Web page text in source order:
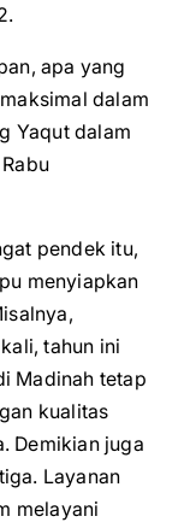
apa yang
dalam
Yaqut dalam
pendek itu,
menyiapkan
tahun ini
Madinah tetap
kualitas
Demikian juga
Layanan
melayani